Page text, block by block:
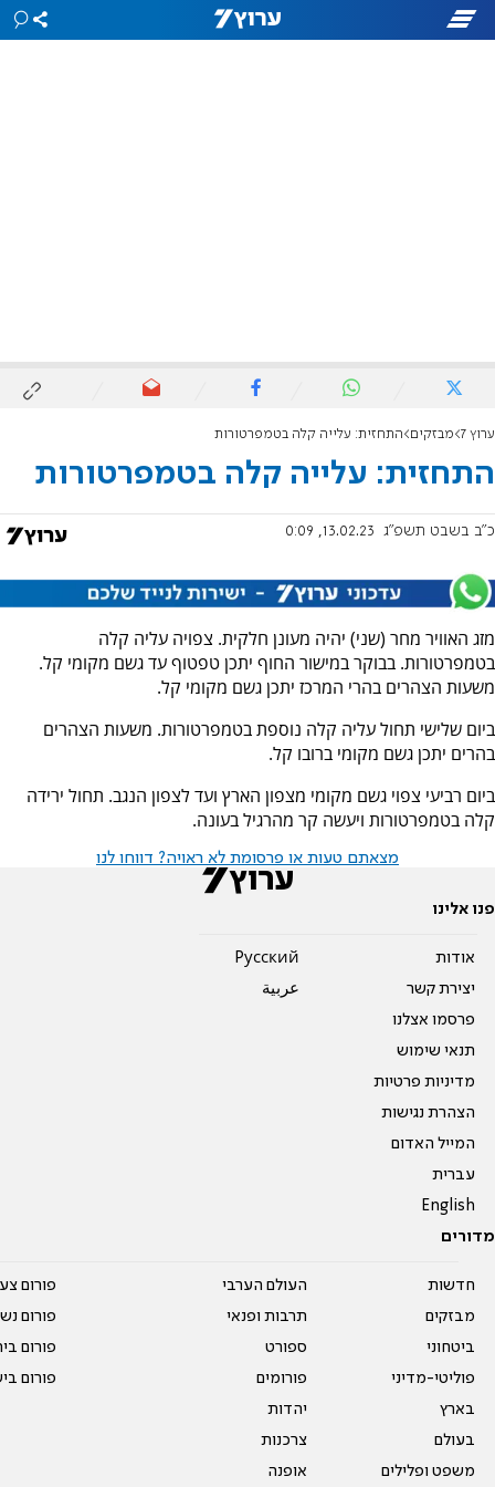
ערוץ 7 מבזקים התחזית: עלייה קלה בטמפרטורות
התחזית: עלייה קלה בטמפרטורות
כ"ב בשבט תשפ"ג 13.02.23, 0:09
מזג האוויר מחר (שני) יהיה מעונן חלקית. צפויה עליה קלה
בטמפרטורות. בבוקר במישור החוף יתכן טפטוף עד גשם מקומי קל.
משעות הצהרים בהרי המרכז יתכן גשם מקומי קל.
ביום שלישי תחול עליה קלה נוספת בטמפרטורות. משעות הצהרים
בהרים יתכן גשם מקומי ברובו קל.
ביום רביעי צפוי גשם מקומי מצפון הארץ ועד לצפון הנגב. תחול ירידה
קלה בטמפרטורות ויעשה קר מהרגיל בעונה.
מצאתם טעות או פרסומת לא ראויה? דווחו לנו
פנו אלינו
אודות
יצירת קשר
פרסמו אצלנו
תנאי שימוש
מדיניות פרטיות
הצהרת נגישות
המייל האדום
עברית
English
Pусский
عربية
מדורים
חדשות
מבזקים
ביטחוני
פוליטי-מדיני
בארץ
בעולם
משפט ופלילים
העולם הערבי
תרבות ופנאי
ספורט
פורומים
יהדות
צרכנות
אופנה
פורום
פורום
פורום
פורום